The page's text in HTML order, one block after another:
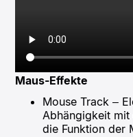
Maus-Effekte
Mouse Track –
Abhängigkeit
die Funktion der